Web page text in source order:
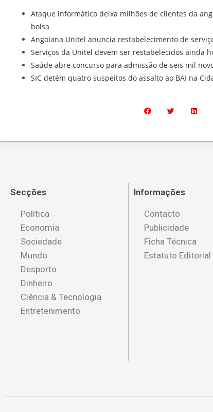
Ataque informático deixa milhões de clientes da
bolsa
Angolana Unitel anuncia restabelecimento de
Serviços da Unitel devem ser restabelecidos ainda
Saúde abre concurso para admissão de seis mil
SIC detém quatro suspeitos do assalto ao BAI na
Secções
Política
Economia
Sociedade
Mundo
Desporto
Dinheiro
Ciência & Tecnologia
Entretenimento
Informações
Contacto
Publicidade
Ficha Técnica
Estatuto Editorial